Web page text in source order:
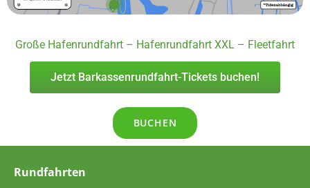
Große Hafenrundfahrt – Hafenrundfahrt XXL – Fleetfahrt
Jetzt Barkassenrundfahrt-Tickets buchen!
BUCHEN
Rundfahrten